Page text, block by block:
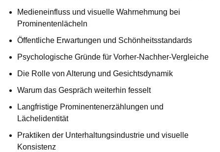
Medieneinfluss und visuelle Wahrnehmung bei
Prominentenlächeln
Öffentliche Erwartungen und Schönheitsstandards
Psychologische Gründe für Vorher-Nachher-Vergleiche
Die Rolle von Alterung und Gesichtsdynamik
Warum das Gespräch weiterhin fesselt
Langfristige Prominentenerzählungen und
Lächelidentität
Praktiken der Unterhaltungsindustrie und visuelle
Konsistenz